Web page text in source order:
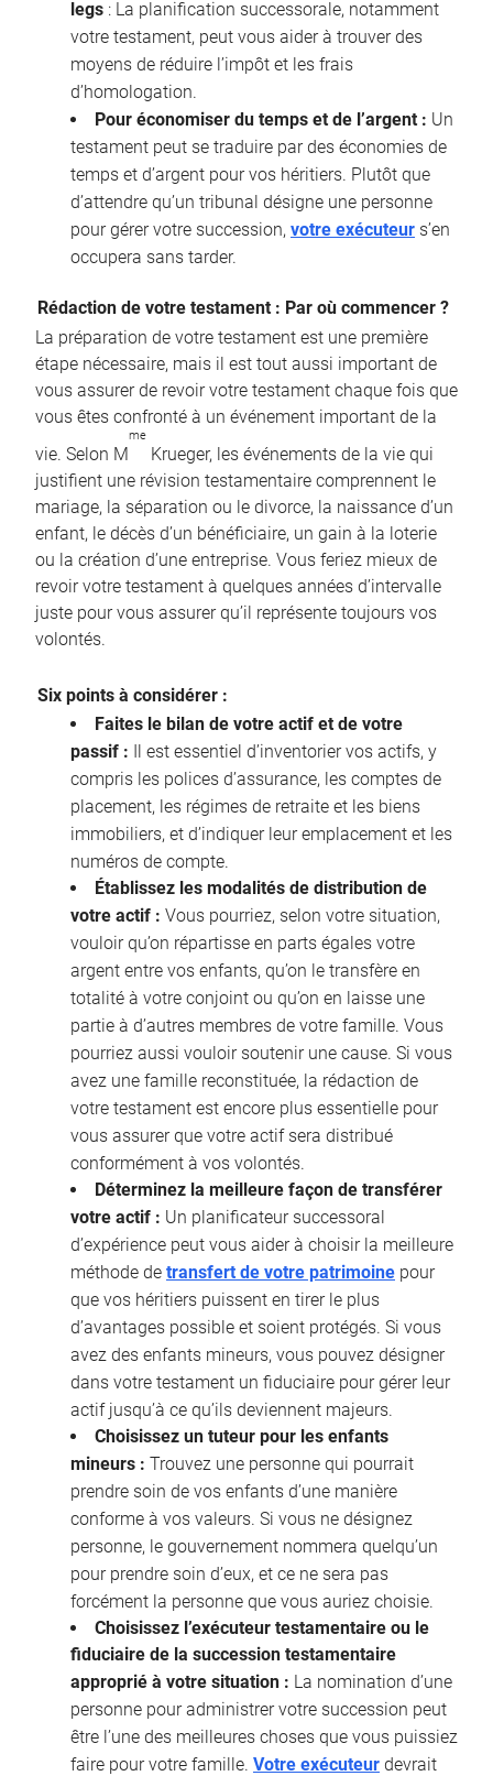
legs : La planification successorale, notamment
votre testament, peut vous aider à trouver des
moyens de réduire l’impôt et les frais
d’homologation.
Pour économiser du temps et de l’argent : Un
testament peut se traduire par des économies de
temps et d’argent pour vos héritiers. Plutôt que
d’attendre qu’un tribunal désigne une personne
pour gérer votre succession, votre exécuteur s’en
occupera sans tarder.
Rédaction de votre testament : Par où commencer ?
La préparation de votre testament est une première
étape nécessaire, mais il est tout aussi important de
vous assurer de revoir votre testament chaque fois que
vous êtes confronté à un événement important de la
vie. Selon M
me
Krueger, les événements de la vie qui
justifient une révision testamentaire comprennent le
mariage, la séparation ou le divorce, la naissance d’un
enfant, le décès d’un bénéficiaire, un gain à la loterie
ou la création d’une entreprise. Vous feriez mieux de
revoir votre testament à quelques années d’intervalle
juste pour vous assurer qu’il représente toujours vos
volontés.
Six points à considérer :
Faites le bilan de votre actif et de votre
passif : Il est essentiel d’inventorier vos actifs, y
compris les polices d’assurance, les comptes de
placement, les régimes de retraite et les biens
immobiliers, et d’indiquer leur emplacement et les
numéros de compte.
Établissez les modalités de distribution de
votre actif : Vous pourriez, selon votre situation,
vouloir qu’on répartisse en parts égales votre
argent entre vos enfants, qu’on le transfère en
totalité à votre conjoint ou qu’on en laisse une
partie à d’autres membres de votre famille. Vous
pourriez aussi vouloir soutenir une cause. Si vous
avez une famille reconstituée, la rédaction de
votre testament est encore plus essentielle pour
vous assurer que votre actif sera distribué
conformément à vos volontés.
Déterminez la meilleure façon de transférer
votre actif : Un planificateur successoral
d’expérience peut vous aider à choisir la meilleure
méthode de transfert de votre patrimoine pour
que vos héritiers puissent en tirer le plus
d’avantages possible et soient protégés. Si vous
avez des enfants mineurs, vous pouvez désigner
dans votre testament un fiduciaire pour gérer leur
actif jusqu’à ce qu’ils deviennent majeurs.
Choisissez un tuteur pour les enfants
mineurs : Trouvez une personne qui pourrait
prendre soin de vos enfants d’une manière
conforme à vos valeurs. Si vous ne désignez
personne, le gouvernement nommera quelqu’un
pour prendre soin d’eux, et ce ne sera pas
forcément la personne que vous auriez choisie.
Choisissez l’exécuteur testamentaire ou le
fiduciaire de la succession testamentaire
approprié à votre situation : La nomination d’une
personne pour administrer votre succession peut
être l’une des meilleures choses que vous puissiez
faire pour votre famille. Votre exécuteur devrait